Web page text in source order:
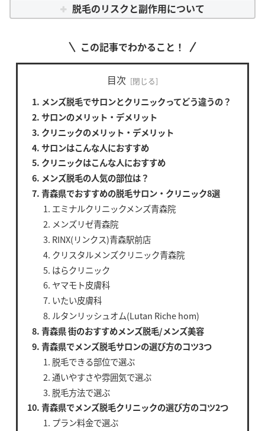
脱毛のリスクと副作用について
この記事でわかること！
目次
メンズ脱毛でサロンとクリニックってどう違うの？
サロンのメリット・デメリット
クリニックのメリット・デメリット
サロンはこんな人におすすめ
クリニックはこんな人におすすめ
メンズ脱毛の人気の部位は？
青森県でおすすめの脱毛サロン・クリニック8選
エミナルクリニックメンズ青森院
メンズリゼ青森院
RINX(リンクス)青森駅前店
クリスタルメンズクリニック青森院
はらクリニック
ヤマモト皮膚科
いたい皮膚科
ルタンリッシュオム(Lutan Riche hom)
青森県 街のおすすめメンズ脱毛/メンズ美容
青森県でメンズ脱毛サロンの選び方のコツ3つ
脱毛できる部位で選ぶ
通いやすさや雰囲気で選ぶ
脱毛方法で選ぶ
青森県でメンズ脱毛クリニックの選び方のコツ2つ
プラン料金で選ぶ